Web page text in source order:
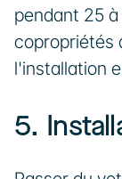
pendant 25
copropriétés
l'installation
5.